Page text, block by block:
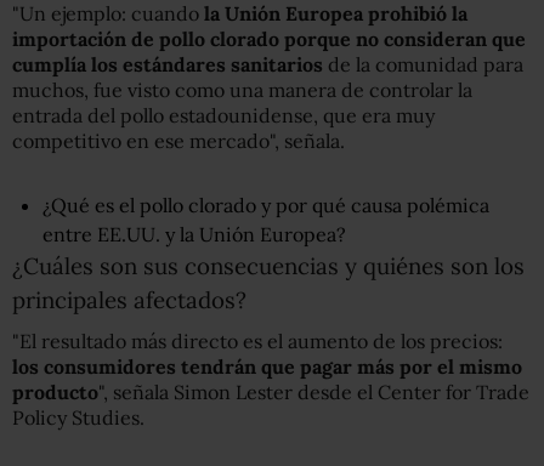
"Un ejemplo: cuando la Unión Europea prohibió la
importación de pollo clorado porque no consideran que
cumplía los estándares sanitarios de la comunidad para
muchos, fue visto como una manera de controlar la
entrada del pollo estadounidense, que era muy
competitivo en ese mercado", señala.
¿Qué es el pollo clorado y por qué causa polémica
entre EE.UU. y la Unión Europea?
¿Cuáles son sus consecuencias y quiénes son los
principales afectados?
"El resultado más directo es el aumento de los precios:
los consumidores tendrán que pagar más por el mismo
producto", señala Simon Lester desde el Center for Trade
Policy Studies.